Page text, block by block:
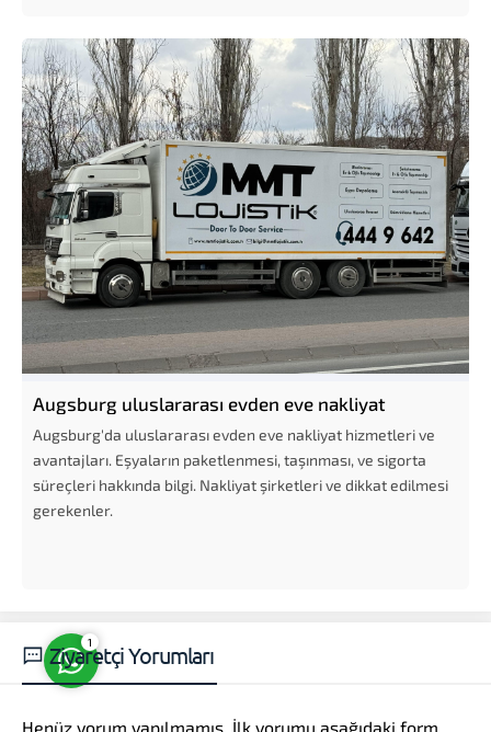
Augsburg uluslararası evden eve nakliyat
Augsburg'da uluslararası evden eve nakliyat hizmetleri ve
avantajları. Eşyaların paketlenmesi, taşınması, ve sigorta
süreçleri hakkında bilgi. Nakliyat şirketleri ve dikkat edilmesi
gerekenler.
Ziyaretçi Yorumları
Henüz yorum yapılmamış. İlk yorumu aşağıdaki form
Müşteri Temsilcisi
1